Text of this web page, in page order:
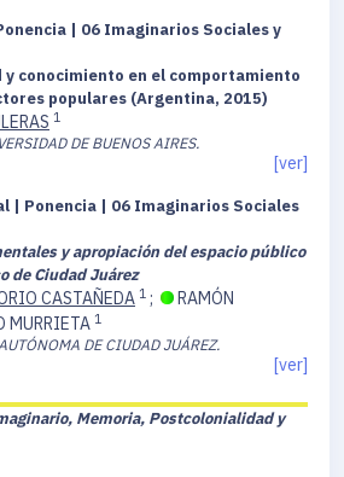
| 06 Imaginarios Sociales y
y conocimiento en el comportamiento
populares (Argentina, 2015)
1
DE BUENOS AIRES.
[ver]
| Ponencia | 06 Imaginarios Sociales
y apropiación del espacio público
de Ciudad Juárez
CASTAÑEDA 1 ;
RAMÓN
MURRIETA 1
DE CIUDAD JUÁREZ.
[ver]
Memoria, Postcolonialidad y